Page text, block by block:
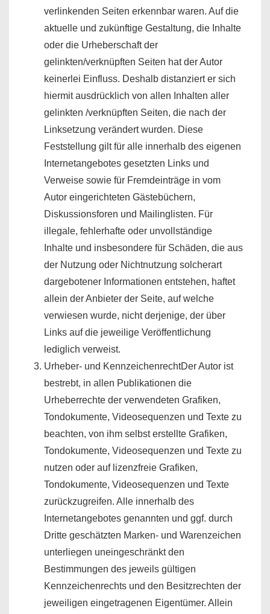
verlinkenden Seiten erkennbar waren. Auf die
aktuelle und zukünftige Gestaltung, die Inhalte
oder die Urheberschaft der
gelinkten/verknüpften Seiten hat der Autor
keinerlei Einfluss. Deshalb distanziert er sich
hiermit ausdrücklich von allen Inhalten aller
gelinkten /verknüpften Seiten, die nach der
Linksetzung verändert wurden. Diese
Feststellung gilt für alle innerhalb des eigenen
Internetangebotes gesetzten Links und
Verweise sowie für Fremdeinträge in vom
Autor eingerichteten Gästebüchern,
Diskussionsforen und Mailinglisten. Für
illegale, fehlerhafte oder unvollständige
Inhalte und insbesondere für Schäden, die aus
der Nutzung oder Nichtnutzung solcherart
dargebotener Informationen entstehen, haftet
allein der Anbieter der Seite, auf welche
verwiesen wurde, nicht derjenige, der über
Links auf die jeweilige Veröffentlichung
lediglich verweist.
Urheber- und KennzeichenrechtDer Autor ist
bestrebt, in allen Publikationen die
Urheberrechte der verwendeten Grafiken,
Tondokumente, Videosequenzen und Texte zu
beachten, von ihm selbst erstellte Grafiken,
Tondokumente, Videosequenzen und Texte zu
nutzen oder auf lizenzfreie Grafiken,
Tondokumente, Videosequenzen und Texte
zurückzugreifen. Alle innerhalb des
Internetangebotes genannten und ggf. durch
Dritte geschätzten Marken- und Warenzeichen
unterliegen uneingeschränkt den
Bestimmungen des jeweils gültigen
Kennzeichenrechts und den Besitzrechten der
jeweiligen eingetragenen Eigentümer. Allein